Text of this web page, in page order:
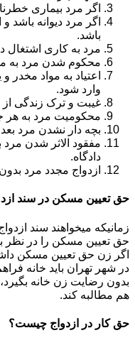
اگر مرد بیماری
اگر مرد دیوانه باشد
باشد.
مرد به کاری اشتغال
محکوم شدن مرد به مجازات ۵ سال حبس
اعتیاد به مواد
وارد شود.
غیبت و ترک زندگی
محکومیت مرد به هر
بچه دار نشدن مرد
مفقود الاثر شدن
دادگاه.
ازدواج مجدد مرد
حق تعیین مسکن در سند
زمانیکه میخواهند سند
حق تعیین مسکن را در نظر
اگر زن حق تعیین مسکن
در شهر تهران باید خانه
بدون رضایت زن خانه
هم مطالبه کند.
حق کار در ازدواج چیست؟